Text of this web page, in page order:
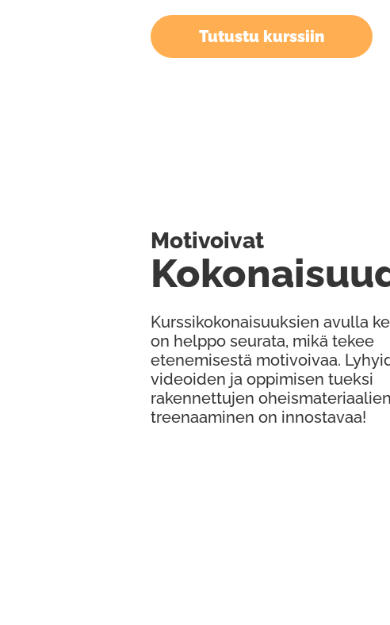
Tutustu kurssiin
Kurssikokonaisuuksien avulla
on helppo seurata, mikä tekee
etenemisestä motivoivaa.
videoiden ja oppimisen tueksi
rakennettujen
treenaaminen on innostavaa!
Motivoivat